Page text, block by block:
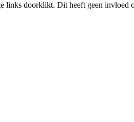
links doorklikt. Dit heeft geen invloed